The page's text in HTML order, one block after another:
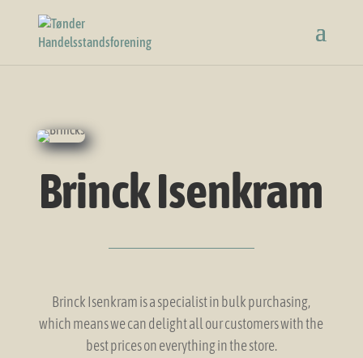
Brinck Isenkram
Brinck Isenkram is a specialist in bulk purchasing,
which means we can delight all our customers with the
best prices on everything in the store.